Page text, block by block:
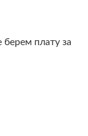
плату за